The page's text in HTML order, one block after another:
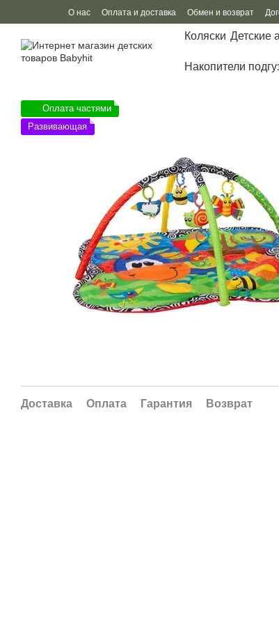
Перейти к основному контенту
О нас Оплата и доставка Обмен и возврат
Коляски Детские
Накопители
Оплата частями
Развивающая
Доставка Оплата Гарантия Возврат